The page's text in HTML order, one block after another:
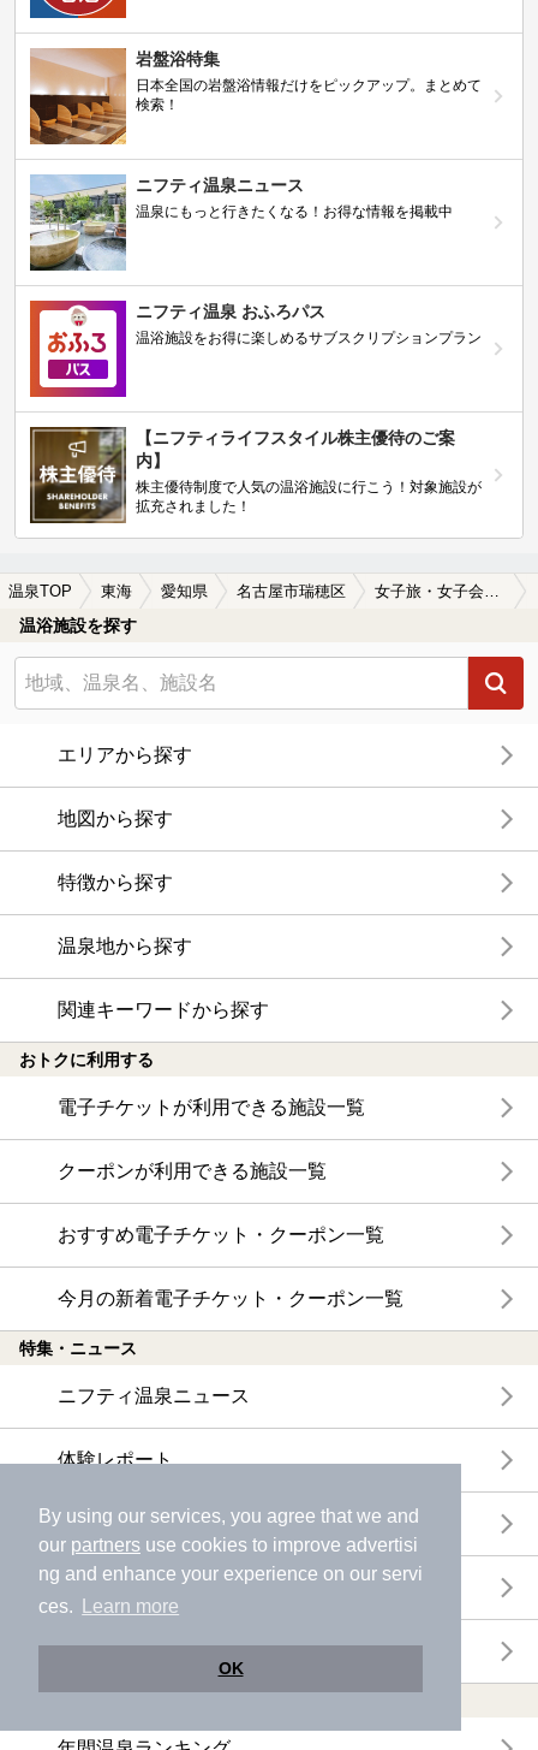
By using our services, you agree that we and
our partners use cookies to improve advertisi
ng and enhance your experience on our servi
ces.
Learn more
OK
岩盤浴特集
日本全国の岩盤浴情報だけをピックアップ。まとめて
検索！
ニフティ温泉ニュース
温泉にもっと行きたくなる！お得な情報を掲載中
ニフティ温泉 おふろパス
温浴施設をお得に楽しめるサブスクリプションプラン
【ニフティライフスタイル株主優待のご案
内】
株主優待制度で人気の温浴施設に行こう！対象施設が
拡充されました！
温泉TOP 東海 愛知県 名古屋市瑞穂区 女子旅・女子会におすすめの名古屋市瑞穂区の温泉、日帰り温泉、スーパー銭湯おすすめ
温浴施設を探す
エリアから探す
地図から探す
特徴から探す
温泉地から探す
関連キーワードから探す
おトクに利用する
電子チケットが利用できる施設一覧
クーポンが利用できる施設一覧
おすすめ電子チケット・クーポン一覧
今月の新着電子チケット・クーポン一覧
特集・ニュース
ニフティ温泉ニュース
体験レポート
口コミを見る
特集
ニフティ温泉からのお知らせ